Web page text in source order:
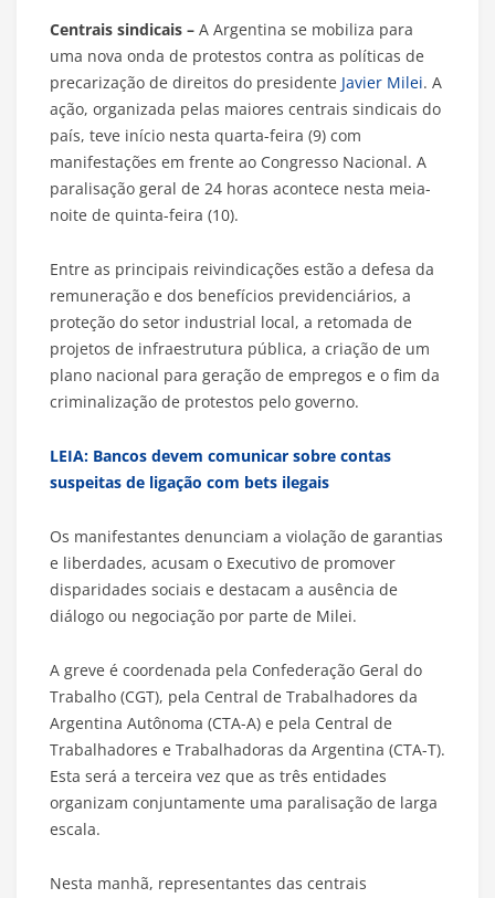
Centrais sindicais – A Argentina se mobiliza para
uma nova onda de protestos contra as políticas de
precarização de direitos do presidente Javier Milei. A
ação, organizada pelas maiores centrais sindicais do
país, teve início nesta quarta-feira (9) com
manifestações em frente ao Congresso Nacional. A
paralisação geral de 24 horas acontece nesta meia-
noite de quinta-feira (10).
Entre as principais reivindicações estão a defesa da
remuneração e dos benefícios previdenciários, a
proteção do setor industrial local, a retomada de
projetos de infraestrutura pública, a criação de um
plano nacional para geração de empregos e o fim da
criminalização de protestos pelo governo.
LEIA: Bancos devem comunicar sobre contas
suspeitas de ligação com bets ilegais
Os manifestantes denunciam a violação de garantias
e liberdades, acusam o Executivo de promover
disparidades sociais e destacam a ausência de
diálogo ou negociação por parte de Milei.
A greve é coordenada pela Confederação Geral do
Trabalho (CGT), pela Central de Trabalhadores da
Argentina Autônoma (CTA-A) e pela Central de
Trabalhadores e Trabalhadoras da Argentina (CTA-T).
Esta será a terceira vez que as três entidades
organizam conjuntamente uma paralisação de larga
escala.
Nesta manhã, representantes das centrais